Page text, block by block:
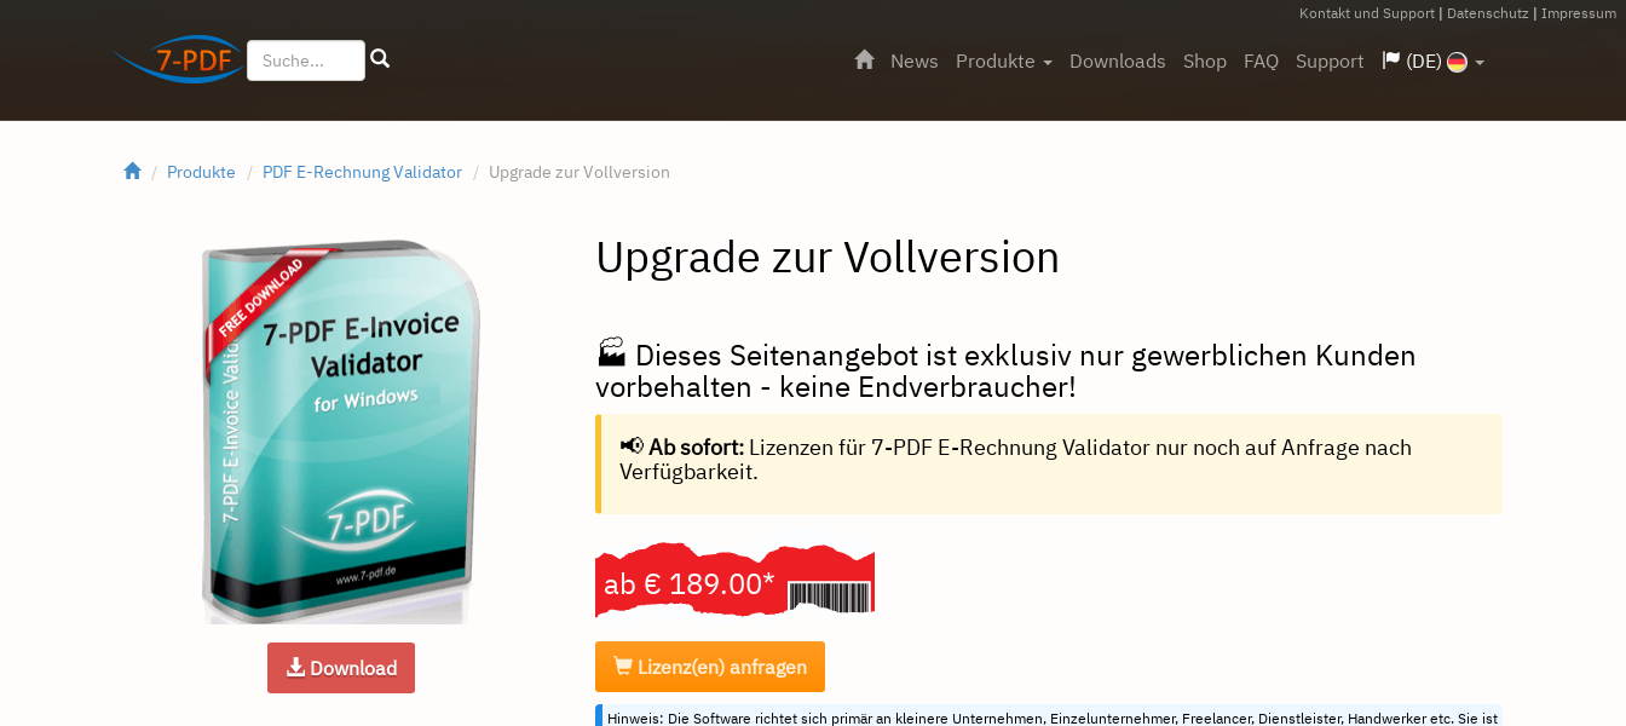
Kontakt und Support | Datenschutz | Impressum
News Produkte Downloads Shop FAQ Support (DE)
Produkte PDF E-Rechnung Validator Upgrade zur Vollversion
Download
Upgrade zur Vollversion
🏭 Dieses Seitenangebot ist exklusiv nur gewerblichen Kunden
vorbehalten - keine Endverbraucher!
📢Ab sofort: Lizenzen für 7-PDF E-Rechnung Validator nur noch auf Anfrage nach
Verfügbarkeit.
ab € 189.00*
Lizenz(en) anfragen
Hinweis: Die Software richtet sich primär an kleinere Unternehmen, Einzelunternehmer, Freelancer, Dienstleister, Handwerker etc. Sie ist